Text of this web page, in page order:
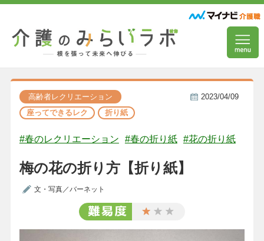
高齢者レクリエーション
座ってできるレク
折り紙
2023/04/09
#春のレクリエーション #春の折り紙 #花の折り紙
梅の花の折り方【折り紙】
文・写真／バーネット